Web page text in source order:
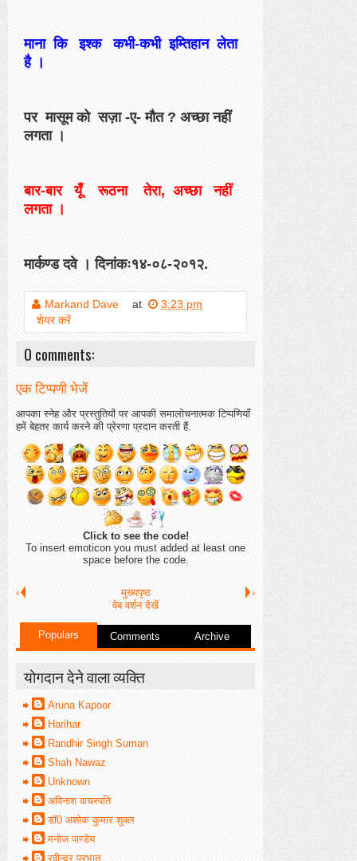
माना कि इश्क कभी-कभी इम्तिहान लेता
है ।
पर मासूम को सज़ा -ए- मौत ? अच्छा नहीं
लगता ।
बार-बार यूँ रूठना तेरा, अच्छा नहीं
लगता ।
मार्कण्ड दवे । दिनांकः१४-०८-२०१२.
Markand Dave at
3:23 pm
शेयर करें
0 comments:
एक टिप्पणी भेजें
आपका स्नेह और प्रस्तुतियों पर आपकी समालोचनात्मक टिप्पणियाँ
हमें बेहतर कार्य करने की प्रेरणा प्रदान करती हैं.
Click to see the code!
To insert emoticon you must added at least one
space before the code.
‹ ›
मुख्यपृष्ठ
वेब वर्शन देखें
Populars Comments Archive
योगदान देने वाला व्यक्ति
Aruna Kapoor
Harihar
Randhir Singh Suman
Shah Nawaz
Unknown
अविनाश वाचस्पति
डॉ0 अशोक कुमार शुक्ल
मनोज पाण्डेय
रवीन्द्र प्रभात